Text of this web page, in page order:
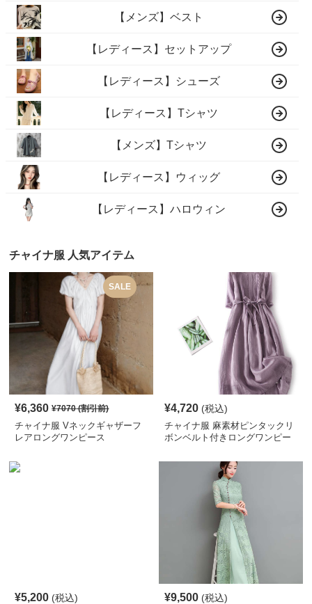
【メンズ】ベスト
【レディース】セットアップ
【レディース】シューズ
【レディース】Tシャツ
【メンズ】Tシャツ
【レディース】ウィッグ
【レディース】ハロウィン
チャイナ服 人気アイテム
SALE
¥6,360 ¥7070(割引前)
チャイナ服 Vネックギャザーフ
レアロングワンピース
¥4,720 (税込)
チャイナ服 麻素材ピンタックリ
ボンベルト付きロングワンピー
¥5,200 (税込) ¥9,500 (税込)